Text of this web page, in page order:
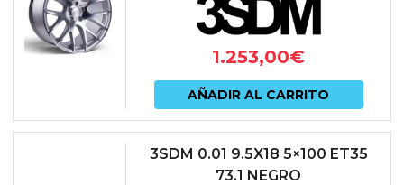
1.253,00€
AÑADIR AL CARRITO
3SDM 0.01 9.5X18 5×100 ET35
73.1 NEGRO